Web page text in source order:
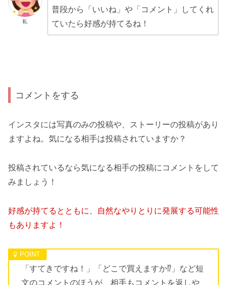
私
普段から「いいね」や「コメント」してくれ
ていたら好感が持てるね！
コメントをする
インスタには写真のみの投稿や、ストーリーの投稿があり
ますよね。気になる相手は投稿されていますか？
投稿されているなら気になる相手の投稿にコメントをして
みましょう！
好感が持てるとともに、自然なやりとりに発展する可能性
もありますよ！
「すてきですね！」「どこで買えますか⁉」など短
文のコメントのほうが、相手もコメントを返しや